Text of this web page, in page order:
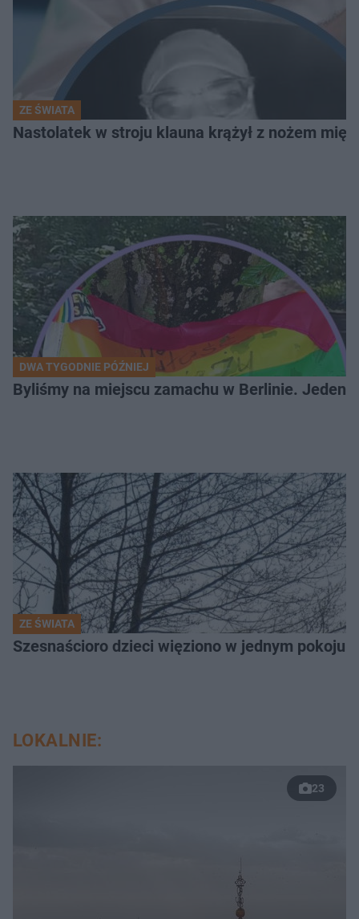
ZE ŚWIATA
Nastolatek w stroju klauna krążył z nożem
DWA TYGODNIE PÓŹNIEJ
Byliśmy na miejscu zamachu w Berlinie. Jeden
ZE ŚWIATA
Szesnaścioro dzieci więziono w jednym
LOKALNIE:
23